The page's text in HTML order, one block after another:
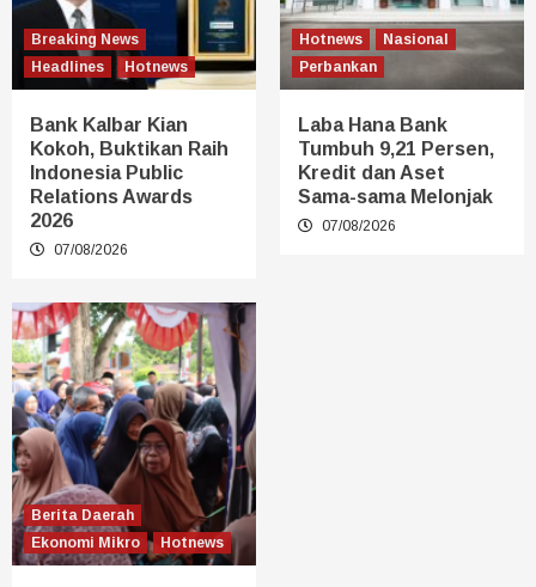
Breaking News
Headlines
Hotnews
Bank Kalbar Kian
Kokoh, Buktikan Raih
Indonesia Public
Relations Awards
2026
07/08/2026
Hotnews
Nasional
Perbankan
Laba Hana Bank
Tumbuh 9,21 Persen,
Kredit dan Aset
Sama-sama Melonjak
07/08/2026
Berita Daerah
Ekonomi Mikro
Hotnews